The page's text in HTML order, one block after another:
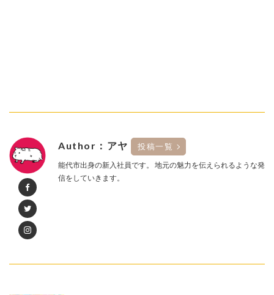
Author：アヤ 投稿一覧
能代市出身の新入社員です。 地元の魅力を伝えられるような発
信をしていきます。